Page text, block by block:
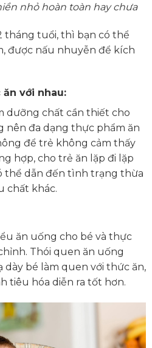
nhỏ hoàn toàn hay chưa
tháng tuổi, thì bạn có thể
được nấu nhuyễn để kích
ăn với nhau:
dưỡng chất cần thiết cho
nên đa dạng thực phẩm ăn
để trẻ không cảm thấy
hợp, cho trẻ ăn lặp đi lặp
thể dẫn đến tình trạng thừa
chất khác.
ăn uống cho bé và thực
Thói quen ăn uống
dày bé làm quen với thức ăn,
tiêu hóa diễn ra tốt hơn.